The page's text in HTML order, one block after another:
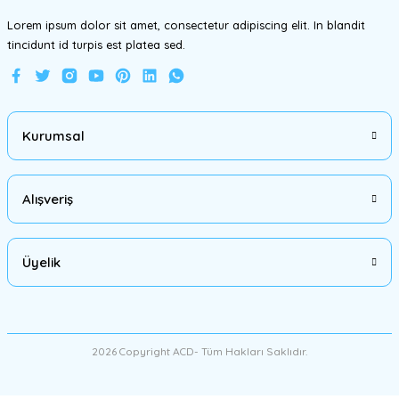
Lorem ipsum dolor sit amet, consectetur adipiscing elit. In blandit
tincidunt id turpis est platea sed.
Kurumsal
Alışveriş
Üyelik
2026 Copyright ACD- Tüm Hakları Saklıdır.